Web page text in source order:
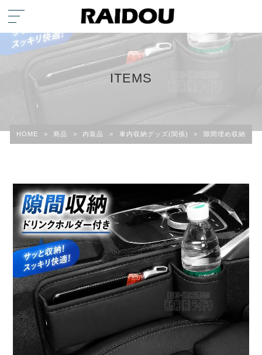
ITEMS
HOME > 商品 > 内装品 > 車内収納グッズ(関係) > 隙間埋め収納・